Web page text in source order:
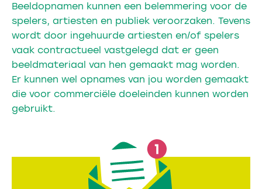
Beeldopnamen kunnen een belemmering voor de
spelers, artiesten en publiek veroorzaken. Tevens
wordt door ingehuurde artiesten en/of spelers
vaak contractueel vastgelegd dat er geen
beeldmateriaal van hen gemaakt mag worden.
Er kunnen wel opnames van jou worden gemaakt
die voor commerciële doeleinden kunnen worden
gebruikt.